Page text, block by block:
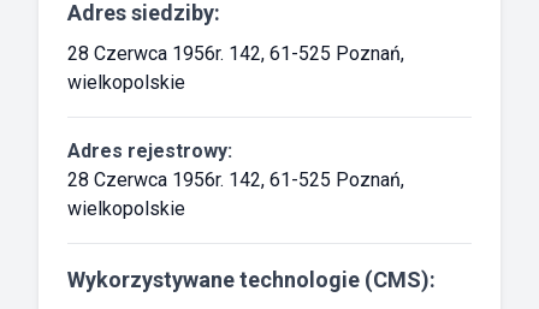
Adres siedziby:
28 Czerwca 1956r. 142, 61-525 Poznań,
wielkopolskie
Adres rejestrowy:
28 Czerwca 1956r. 142, 61-525 Poznań,
wielkopolskie
Wykorzystywane technologie (CMS):